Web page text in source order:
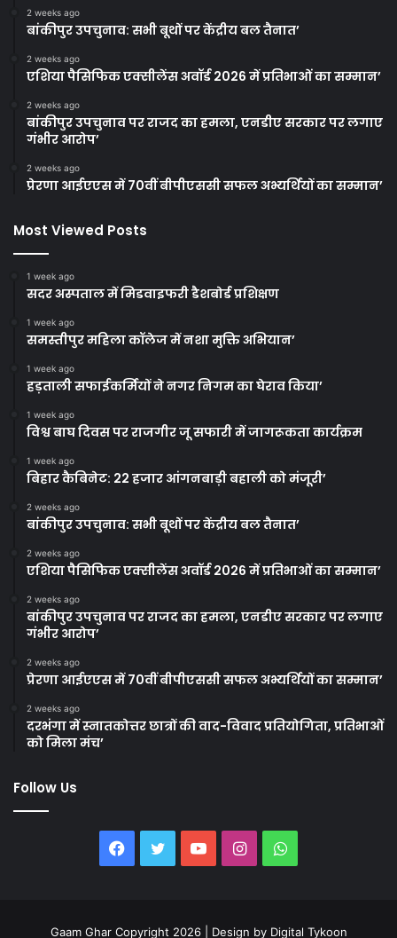
2 weeks ago
बांकीपुर उपचुनाव: सभी बूथों पर केंद्रीय बल तैनात’
2 weeks ago
एशिया पैसिफिक एक्सीलेंस अवॉर्ड 2026 में प्रतिभाओं का सम्मान’
2 weeks ago
बांकीपुर उपचुनाव पर राजद का हमला, एनडीए सरकार पर लगाए
गंभीर आरोप’
2 weeks ago
प्रेरणा आईएएस में 70वीं बीपीएससी सफल अभ्यर्थियों का सम्मान’
Most Viewed Posts
1 week ago
सदर अस्पताल में मिडवाइफरी डैशबोर्ड प्रशिक्षण
1 week ago
समस्तीपुर महिला कॉलेज में नशा मुक्ति अभियान’
1 week ago
हड़ताली सफाईकर्मियों ने नगर निगम का घेराव किया’
1 week ago
विश्व बाघ दिवस पर राजगीर जू सफारी में जागरूकता कार्यक्रम
1 week ago
बिहार कैबिनेट: 22 हजार आंगनबाड़ी बहाली को मंजूरी’
2 weeks ago
बांकीपुर उपचुनाव: सभी बूथों पर केंद्रीय बल तैनात’
2 weeks ago
एशिया पैसिफिक एक्सीलेंस अवॉर्ड 2026 में प्रतिभाओं का सम्मान’
2 weeks ago
बांकीपुर उपचुनाव पर राजद का हमला, एनडीए सरकार पर लगाए
गंभीर आरोप’
2 weeks ago
प्रेरणा आईएएस में 70वीं बीपीएससी सफल अभ्यर्थियों का सम्मान’
2 weeks ago
दरभंगा में स्नातकोत्तर छात्रों की वाद-विवाद प्रतियोगिता, प्रतिभाओं
को मिला मंच’
Follow Us
Facebook
TwitterYouTubeInstagramWhatsApp
Gaam Ghar Copyright 2026 | Design by Digital Tykoon